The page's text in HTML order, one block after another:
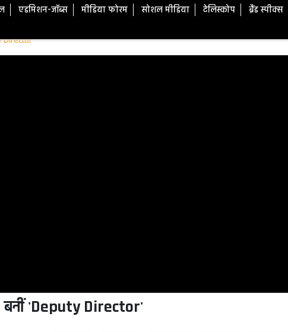
एडमिशन-जॉब्स मीडिया फोरम सोशल मीडिया टेलिस्कोप ब्रैंड स्पीक्स
Director'
बनीं 'Deputy Director'